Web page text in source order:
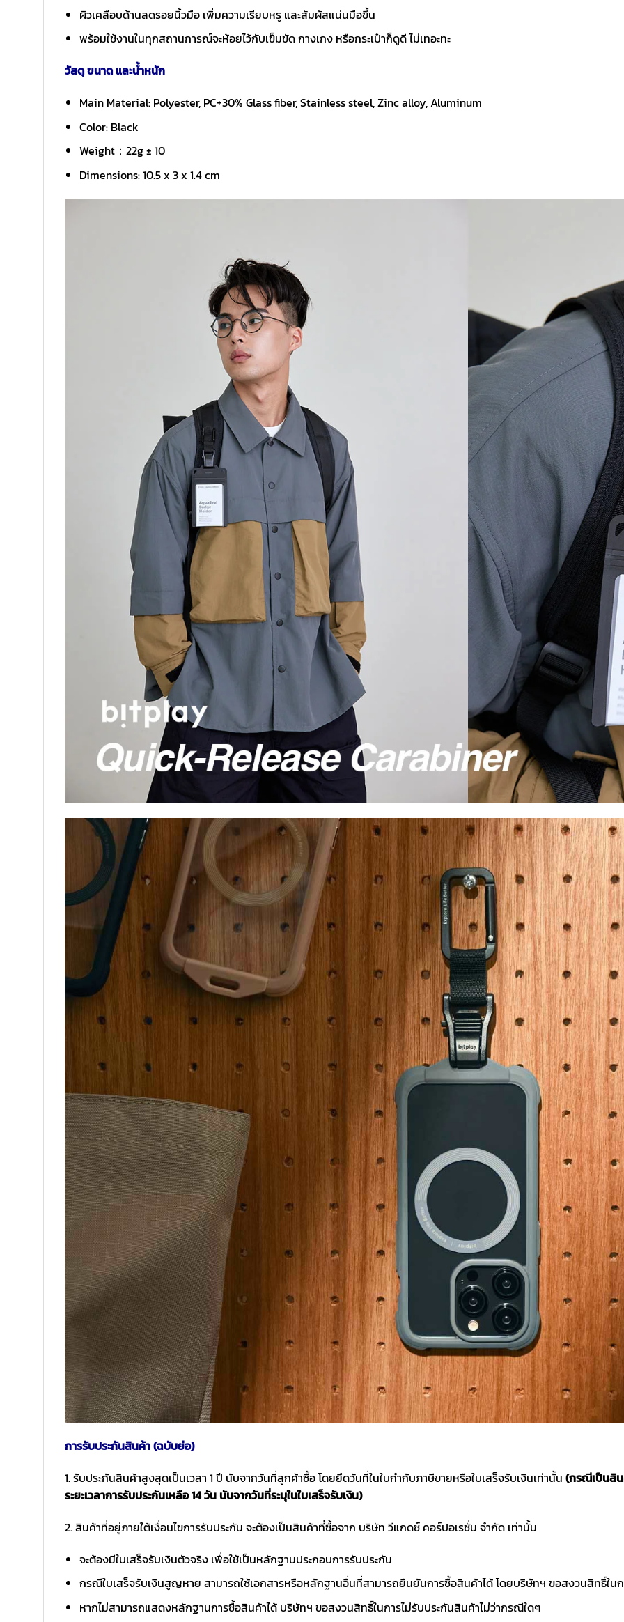
ผิวเคลือบด้านลดรอยนิ้วมือ เพิ่มความเรียบหรู และสัมผัสแน่นมือขึ้น
พร้อมใช้งานในทุกสถานการณ์จะห้อยไว้กับเข็มขัด กางเกง หรือกระเป๋าก็ดูดี ไม่เทอะทะ
วัสดุ ขนาด และน้ำหนัก
Main Material: Polyester, PC+30% Glass fiber, Stainless steel, Zinc alloy, Aluminum
Color: Black
Weight：22g ± 10
Dimensions: 10.5 x 3 x 1.4 cm
การรับประกันสินค้า (ฉบับย่อ)
1. รับประกันสินค้าสูงสุดเป็นเวลา 1 ปี นับจากวันที่ลูกค้าซื้อ โดยยึดวันที่ในใบกำกับภาษีขายหรือใบเสร็จรับเงินเท่านั้น (กรณีเป็นสิ
ระยะเวลาการรับประกันเหลือ 14 วัน นับจากวันที่ระบุในใบเสร็จรับเงิน)
2. สินค้าที่อยู่ภายใต้เงื่อนไขการรับประกัน จะต้องเป็นสินค้าที่ซื้อจาก บริษัท วีแกดซ์ คอร์ปอเรชั่น จำกัด เท่านั้น
จะต้องมีใบเสร็จรับเงินตัวจริง เพื่อใช้เป็นหลักฐานประกอบการรับประกัน
กรณีใบเสร็จรับเงินสูญหาย สามารถใช้เอกสารหรือหลักฐานอื่นที่สามารถยืนยันการซื้อสินค้าได้ โดยบริษัทฯ ขอสงวนสิทธิ์ใน
หากไม่สามารถแสดงหลักฐานการซื้อสินค้าได้ บริษัทฯ ขอสงวนสิทธิ์ในการไม่รับประกันสินค้าไม่ว่ากรณีใดๆ